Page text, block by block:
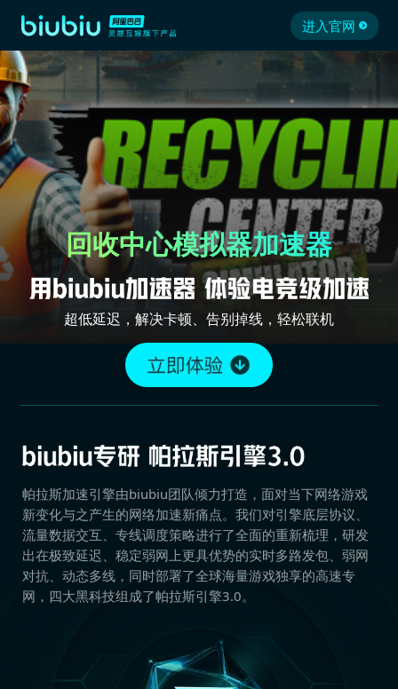
进入官网
回收中心模拟器加速器
超低延迟，解决卡顿、告别掉线，轻松联机
帕拉斯加速引擎由biubiu团队倾力打造，面对当下网络游戏
新变化与之产生的网络加速新痛点。我们对引擎底层协议、
流量数据交互、专线调度策略进行了全面的重新梳理，研发
出在极致延迟、稳定弱网上更具优势的实时多路发包、弱网
对抗、动态多线，同时部署了全球海量游戏独享的高速专
网，四大黑科技组成了帕拉斯引擎3.0。